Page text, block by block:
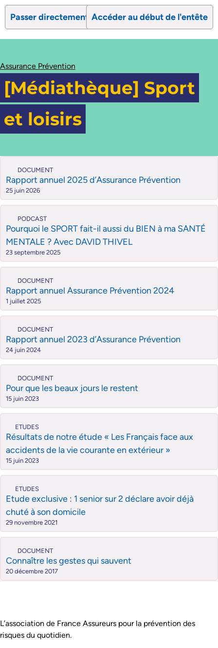
Passer directement au contenu
search
Accéder au début de l'entête
Assurance Prévention
[Médiathèque] Sport
et loisirs
DOCUMENT
Rapport annuel 2025 d’Assurance Prévention
25 juin 2026
PODCAST
Pourquoi le SPORT fait-il aussi du BIEN à ma SANTÉ
MENTALE ? Avec DAVID THIVEL
23 septembre 2025
DOCUMENT
Rapport annuel Assurance Prévention 2024
1 juillet 2025
DOCUMENT
Rapport annuel 2023 d’Assurance Prévention
24 juin 2024
DOCUMENT
Pour que les beaux jours le restent
15 juin 2023
ETUDES
Résultats de notre étude « Les Français face aux
accidents de la vie courante en extérieur »
15 juin 2023
ETUDES
Etude exclusive : 1 senior sur 2 déclare avoir déjà
chuté à son domicile
29 novembre 2021
DOCUMENT
Connaître les gestes qui sauvent
20 décembre 2017
Assurance Prévention est :
L’association de France Assureurs pour la prévention des
risques du quotidien.